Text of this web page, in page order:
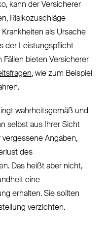
kann der Versicherer
Risikozuschläge
als Ursache
der Leistungspflicht
bieten Versicherer
, wie zum Beispiel
wahrheitsgemäß und
selbst aus Ihrer Sicht
Angaben,
des
Das heißt aber nicht,
eine
erhalten. Sie sollten
verzichten.